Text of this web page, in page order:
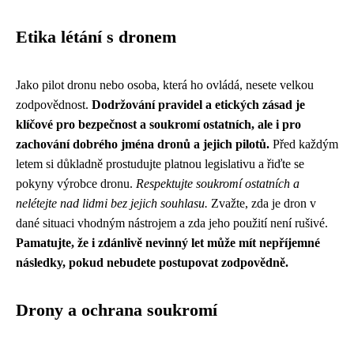
Etika létání s dronem
Jako pilot dronu nebo osoba, která ho ovládá, nesete velkou
zodpovědnost. Dodržování pravidel a etických zásad je
klíčové pro bezpečnost a soukromí ostatních, ale i pro
zachování dobrého jména dronů a jejich pilotů. Před každým
letem si důkladně prostudujte platnou legislativu a řiďte se
pokyny výrobce dronu. Respektujte soukromí ostatních a
nelétejte nad lidmi bez jejich souhlasu. Zvažte, zda je dron v
dané situaci vhodným nástrojem a zda jeho použití není rušivé.
Pamatujte, že i zdánlivě nevinný let může mít nepříjemné
následky, pokud nebudete postupovat zodpovědně.
Drony a ochrana soukromí